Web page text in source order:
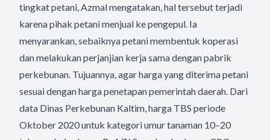
tingkat petani, Azmal mengatakan, hal tersebut terjadi
karena pihak petani menjual ke pengepul. Ia
menyarankan, sebaiknya petani membentuk koperasi
dan melakukan perjanjian kerja sama dengan pabrik
perkebunan. Tujuannya, agar harga yang diterima petani
sesuai dengan harga penetapan pemerintah daerah. Dari
data Dinas Perkebunan Kaltim, harga TBS periode
Oktober 2020 untuk kategori umur tanaman 10–20